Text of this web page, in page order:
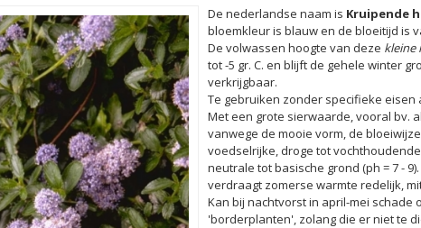
De nederlandse naam is Kruipende
bloemkleur is blauw en de bloeitijd is
De volwassen hoogte van deze kleine
tot -5 gr. C. en blijft de gehele winter
verkrijgbaar.
Te gebruiken zonder specifieke eisen
Met een grote sierwaarde, vooral bv.
vanwege de mooie vorm, de
voedselrijke, droge tot
neutrale tot basische grond (ph = 7 -
verdraagt zomerse warmte redelijk,
Kan bij nachtvorst in april-mei schade
'borderplanten', zolang die er niet te